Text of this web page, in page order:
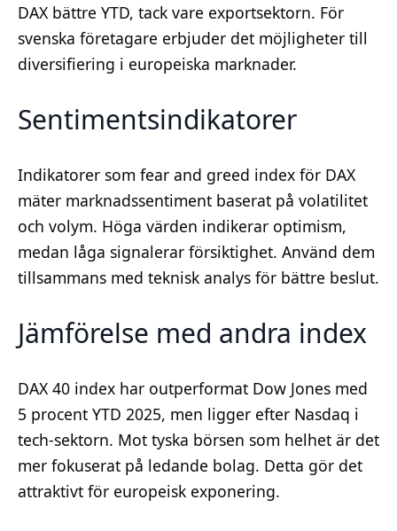
DAX bättre YTD, tack vare exportsektorn. För
svenska företagare erbjuder det möjligheter till
diversifiering i europeiska marknader.
Sentimentsindikatorer
Indikatorer som fear and greed index för DAX
mäter marknadssentiment baserat på volatilitet
och volym. Höga värden indikerar optimism,
medan låga signalerar försiktighet. Använd dem
tillsammans med teknisk analys för bättre beslut.
Jämförelse med andra index
DAX 40 index har outperformat Dow Jones med
5 procent YTD 2025, men ligger efter Nasdaq i
tech-sektorn. Mot tyska börsen som helhet är det
mer fokuserat på ledande bolag. Detta gör det
attraktivt för europeisk exponering.